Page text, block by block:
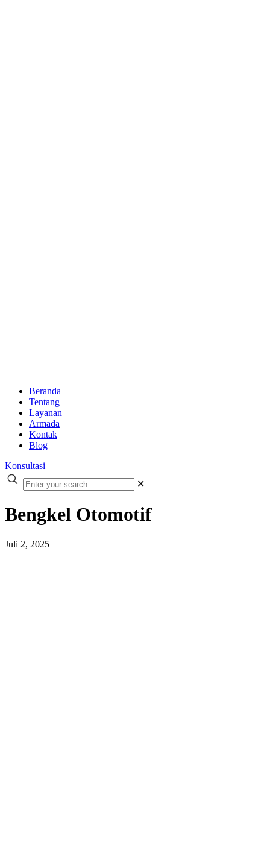
Beranda
Tentang
Layanan
Armada
Kontak
Blog
Konsultasi
✕
Bengkel Otomotif
Juli 2, 2025